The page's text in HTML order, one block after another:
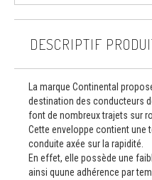
DESCRIPTIF
La marque Continental
destination des conducteurs
font de nombreux trajets sur
Cette enveloppe contient une
conduite axée sur la rapidité.
En effet, elle possède une
ainsi quune adhérence par